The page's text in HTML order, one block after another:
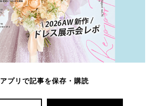
アプリで記事を保存・購読